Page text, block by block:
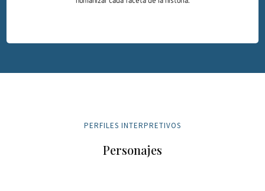
PERFILES INTERPRETIVOS
Personajes